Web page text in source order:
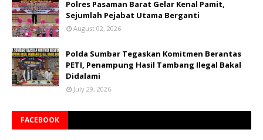
Polres Pasaman Barat Gelar Kenal Pamit,
Sejumlah Pejabat Utama Berganti
August 02, 2026
Polda Sumbar Tegaskan Komitmen Berantas
PETI, Penampung Hasil Tambang Ilegal Bakal
Didalami
July 29, 2026
FACEBOOK